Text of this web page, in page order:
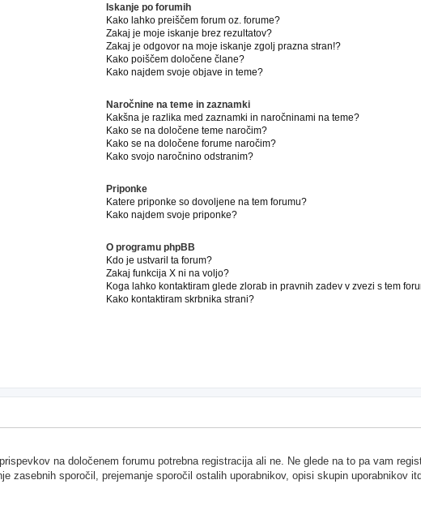
Iskanje po forumih
Kako lahko preiščem forum oz. forume?
Zakaj je moje iskanje brez rezultatov?
Zakaj je odgovor na moje iskanje zgolj prazna stran!?
Kako poiščem določene člane?
Kako najdem svoje objave in teme?
Naročnine na teme in zaznamki
Kakšna je razlika med zaznamki in naročninami na teme?
Kako se na določene teme naročim?
Kako se na določene forume naročim?
Kako svojo naročnino odstranim?
Priponke
Katere priponke so dovoljene na tem forumu?
Kako najdem svoje priponke?
O programu phpBB
Kdo je ustvaril ta forum?
Zakaj funkcija X ni na voljo?
Koga lahko kontaktiram glede zlorab in pravnih zadev v zvezi s tem
Kako kontaktiram skrbnika strani?
na določenem forumu potrebna registracija ali ne. Ne glede na to pa vam
zasebnih sporočil, prejemanje sporočil ostalih uporabnikov, opisi skupin uporabnikov